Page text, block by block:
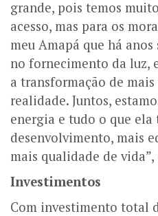
grande, pois temos
acesso, mas para os
meu Amapá que há
no fornecimento da luz,
a transformação de
realidade. Juntos,
energia e tudo o que
desenvolvimento, mais
mais qualidade de
Investimentos
Com investimento total